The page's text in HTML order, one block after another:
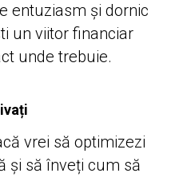
entuziasm și dornic
un viitor financiar
unde trebuie.
vrei să optimizezi
și să înveți cum să